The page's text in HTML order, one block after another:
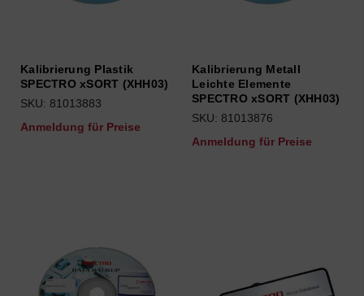
Kalibrierung Plastik
SPECTRO xSORT (XHH03)
SKU: 81013883
Anmeldung für Preise
Kalibrierung Metall
Leichte Elemente
SPECTRO xSORT (XHH03)
SKU: 81013876
Anmeldung für Preise